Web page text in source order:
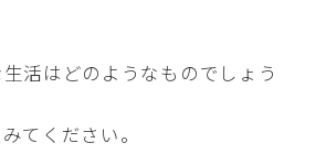
活はどのようなものでしょう
てください。